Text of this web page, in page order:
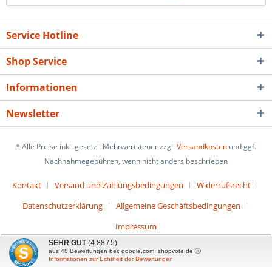
Service Hotline
Shop Service
Informationen
Newsletter
* Alle Preise inkl. gesetzl. Mehrwertsteuer zzgl.Versandkosten und ggf.
Nachnahmegebühren, wenn nicht anders beschrieben
Kontakt Versand und Zahlungsbedingungen
Widerrufsrecht
Datenschutzerklärung
Allgemeine Geschäftsbedingungen
Impressum
SEHR GUT (4.88 / 5)
aus 48 Bewertungen bei: google.com, shopvote.de ⓘ
Informationen zur Echtheit der Bewertungen